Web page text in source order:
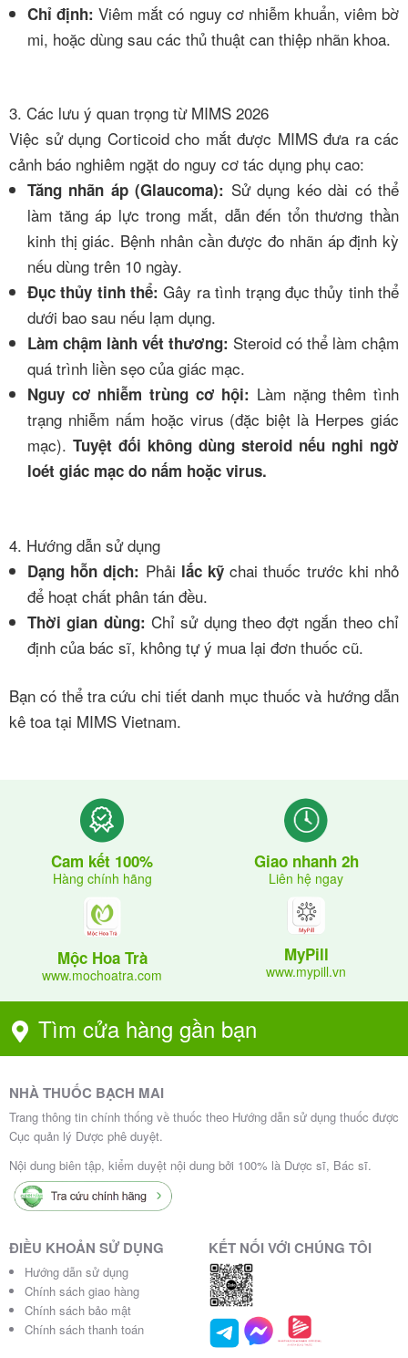
Chỉ định: Viêm mắt có nguy cơ nhiễm khuẩn, viêm bờ
mi, hoặc dùng sau các thủ thuật can thiệp nhãn khoa.
3. Các lưu ý quan trọng từ MIMS 2026
Việc sử dụng Corticoid cho mắt được MIMS đưa ra các
cảnh báo nghiêm ngặt do nguy cơ tác dụng phụ cao:
Tăng nhãn áp (Glaucoma): Sử dụng kéo dài có thể
làm tăng áp lực trong mắt, dẫn đến tổn thương thần
kinh thị giác. Bệnh nhân cần được đo nhãn áp định kỳ
nếu dùng trên 10 ngày.
Đục thủy tinh thể: Gây ra tình trạng đục thủy tinh thể
dưới bao sau nếu lạm dụng.
Làm chậm lành vết thương: Steroid có thể làm chậm
quá trình liền sẹo của giác mạc.
Nguy cơ nhiễm trùng cơ hội: Làm nặng thêm tình
trạng nhiễm nấm hoặc virus (đặc biệt là Herpes giác
mạc). Tuyệt đối không dùng steroid nếu nghi ngờ
loét giác mạc do nấm hoặc virus.
4. Hướng dẫn sử dụng
Dạng hỗn dịch: Phải lắc kỹ chai thuốc trước khi nhỏ
để hoạt chất phân tán đều.
Thời gian dùng: Chỉ sử dụng theo đợt ngắn theo chỉ
định của bác sĩ, không tự ý mua lại đơn thuốc cũ.
Bạn có thể tra cứu chi tiết danh mục thuốc và hướng dẫn
kê toa tại MIMS Vietnam.
Cam kết 100%
Hàng chính hãng
Giao nhanh 2h
Liên hệ ngay
Mộc Hoa Trà
www.mochoatra.com
MyPill
www.mypill.vn
Tìm cửa hàng gần bạn
NHÀ THUỐC BẠCH MAI
Trang thông tin chính thống về thuốc theo Hướng dẫn sử dụng thuốc được
Cục quản lý Dược phê duyệt.
Nội dung biên tập, kiểm duyệt nội dung bởi 100% là Dược sĩ, Bác sĩ.
ĐIỀU KHOẢN SỬ DỤNG
Hướng dẫn sử dụng
Chính sách giao hàng
Chính sách bảo mật
Chính sách thanh toán
KẾT NỐI VỚI CHÚNG TÔI